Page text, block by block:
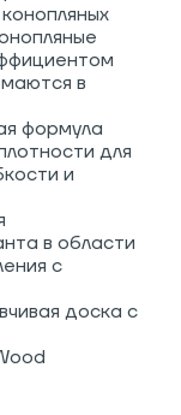
в
формула
для
и
в области
с
доска с